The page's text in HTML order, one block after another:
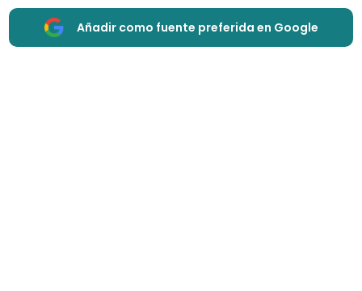
Añadir como fuente preferida en Google